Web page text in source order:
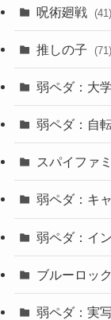
呪術廻戦 (41)
推しの子 (71)
弱ペダ：大学
弱ペダ：自
スパイファ
弱ペダ：キ
弱ペダ：イ
ブルーロック
弱ペダ：実